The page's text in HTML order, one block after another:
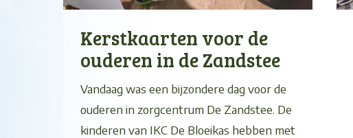
Kerstkaarten voor de
ouderen in de Zandstee
Vandaag was een bijzondere dag voor de
ouderen in zorgcentrum De Zandstee. De
kinderen van IKC De Bloeikas hebben met